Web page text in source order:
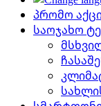
პრომო
საოჯახო